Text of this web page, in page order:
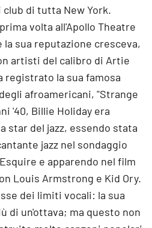
di tutta New York.
volta all'Apollo Theatre
la sua reputazione cresceva,
artisti del calibro di Artie
registrato la sua famosa
afroamericani, "Strange
'40, Billie Holiday era
star del jazz, essendo stata
jazz nel sondaggio
e apparendo nel film
Louis Armstrong e Kid Ory.
dei limiti vocali: la sua
di un'ottava; ma questo non